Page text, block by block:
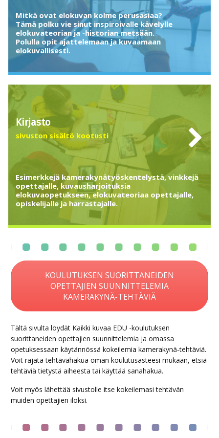
Mitkä ovat elokuvan kolme perusasiaa?
Tämä polku vie sinut inspiroivalle kävelylle
elokuvateorian ja -historian metsään.
Polulla opit ajattelemaan ja kuvaamaan
elokuvallisesti.
Kirjasto
sivuston sisältö kootusti
Esimerkkejä kamerakynätyöskentelystä, vinkkejä
opettajalle, kuvausharjoituksia
elokuvaopetukseen, elokuvateoriaa opettajalle,
opiskelijalle ja harrastajalle.
KOULUTUKSEN SUORITTANEIDEN
OPETTAJIEN SUUNNITTELEMIA
KAMERAKYNÄ-TEHTÄVIÄ
Tältä sivulta löydät Kaikki kuvaa EDU -koulutuksen
suorittaneiden opettajien suunnittelemia ja omassa
opetuksessaan käytännössä kokeilemia kamerakynä-tehtäviä.
Voit rajata tehtävähakua oman koulutusasteesi mukaan, etsiä
tehtäviä tietystä aiheesta tai käyttää sanahakua.
Voit myös lähettää sivustolle itse kokeilemasi tehtävän
muiden opettajien iloksi.